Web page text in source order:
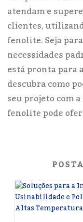
atendam e
clientes,
fenolite. Seja
necessidades
está pronta para
descubra como
seu projeto com
fenolite pode